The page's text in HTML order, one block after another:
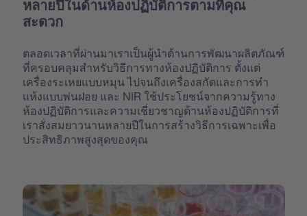
หลายปีในด้านห้องปฏิบัติการตามที่คุณ
สะดวก
ตลอดเวลาที่ผ่านมาเราเป็นผู้นำด้านการพัฒนาผลิตภัณฑ์
ที่ครอบคลุมสำหรับวิธีการทางห้องปฏิบัติการ ตั้งแต่
เครื่องระเหยแบบหมุน ไปจนถึงเครื่องสกัดและการทำ
แห้งแบบพ่นฝอย และ NIR ใช้ประโยชน์จากความรู้ทาง
ห้องปฏิบัติการและความเชี่ยวชาญด้านห้องปฏิบัติการที่
เราสั่งสมยาวนานหลายปีในการสร้างวิธีการเฉพาะเพื่อ
ประสิทธิภาพสูงสุดของคุณ